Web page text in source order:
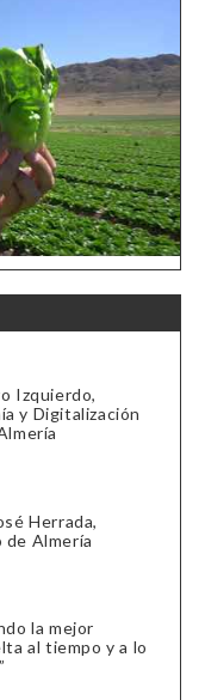
Izquierdo,
y Digitalización
Herrada,
Almería
la mejor
al tiempo y a lo